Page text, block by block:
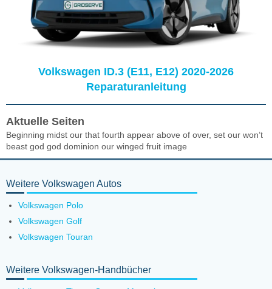
Volkswagen ID.3 (E11, E12) 2020-2026
Reparaturanleitung
Aktuelle Seiten
Beginning midst our that fourth appear above of over, set our won’t
beast god god dominion our winged fruit image
Weitere Volkswagen Autos
Volkswagen Polo
Volkswagen Golf
Volkswagen Touran
Weitere Volkswagen-Handbücher